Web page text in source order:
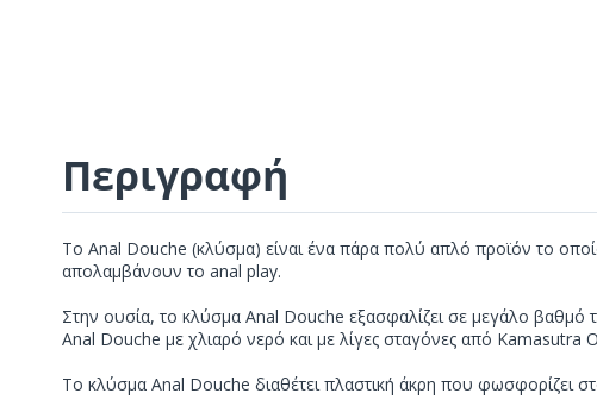
Περιγραφή
Το Anal Douche (κλύσμα) είναι ένα πάρα πολύ απλό προϊόν το
απολαμβάνουν το anal play.
Στην ουσία, το κλύσμα Anal Douche εξασφαλίζει σε μεγάλο βαθμό
Anal Douche με χλιαρό νερό και με λίγες σταγόνες από Kamasutra
Το κλύσμα Anal Douche διαθέτει πλαστική άκρη που φωσφορίζει